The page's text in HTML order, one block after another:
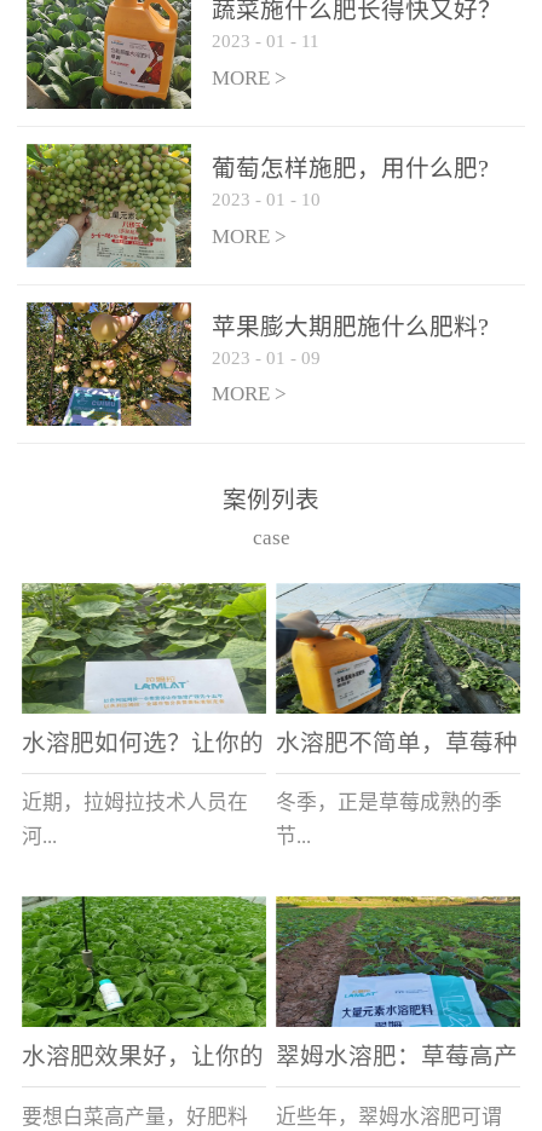
合大量元素水溶肥一起使
用，促使果实膨大，果肉
饱满，品质好，果、枝健
后期∶冲施、滴灌2.5-5kg/
亩/次配合大量元素水溶肥
一起使用，果实转色均
匀，口感好，糖度提高，
预防枝叶早衰。5、叶面喷
施︰浓度800-1500倍（1-
6kg/公顷，间隔10-14天一
次，喷1-3次。
合大量元素水溶肥一起使
后期∶冲施、滴灌2.5-5kg/
亩/次配合大量元素水溶肥
施︰浓度800-1500倍（1-
蔬菜施什么肥长得快又好？
2023 - 01 - 11
MORE >
葡萄怎样施肥，用什么肥?
2023 - 01 - 10
MORE >
苹果膨大期肥施什么肥料?
2023 - 01 - 09
MORE >
案例列表
case
水溶肥如何选？让你的
老棚土好产量高
近期，拉姆拉技术人员在
河...
南走访时，发现当地许多
蔬菜产区，老棚数量占多
数，连年的重茬、土壤板
结等原因，导致土壤差，
作物根系...
水溶肥不简单，草莓种
植户指名要使用
冬季，正是草莓成熟的季
节...
，也是山东窦大哥开心的
时刻，从一大早接到收购
商的电话，就开始在草莓
大棚里忙碌。为什么窦大
哥家的草...
水溶肥效果好，让你的
白菜增产不是问题
要想白菜高产量，好肥料
翠姆水溶肥：草莓高产
的好帮手
近些年，翠姆水溶肥可谓